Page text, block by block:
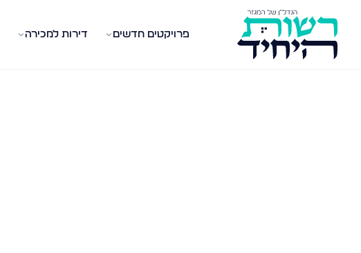
פרויקטים חדשים דירות למכירה